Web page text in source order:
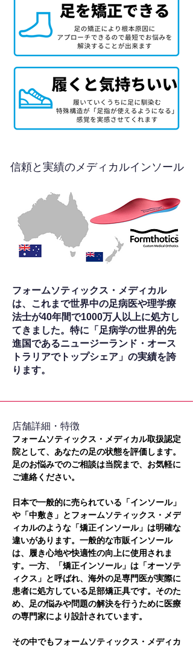
信頼と実績のメディカルインソール
フォームソティックス・メディカル
は、これまで世界中の足病医や理学療
法士が40年間で1000万人以上に処方し
てきました。特に「足病学の世界的先
進国であるニュージーランド・オース
トラリアでトップシェア」の実績を誇
ります。
​店舗詳細・特徴
フォームソティックス・メディカル取扱認定
院として、あなたの足の状態を評価します。
足のお悩みでのご相談は当院まで、お気軽に
ご連絡ください。
日本で一般的に売られている「インソール」
や「中敷き」とフォームソティックス・メデ
ィカルのような「矯正インソール」は明確な
違いがあります。一般的な市販インソール
は、履き心地や快適性の向上に使用されま
す。一方、「矯正インソール」は「オーソテ
ィクス」と呼ばれ、海外の足専門医が実際に
患者に処方している足部矯正具です。そのた
め、足の悩みや問題の解決を行うために医療
の専門家により設計されています。
その中でもフォームソティックス・メディカ